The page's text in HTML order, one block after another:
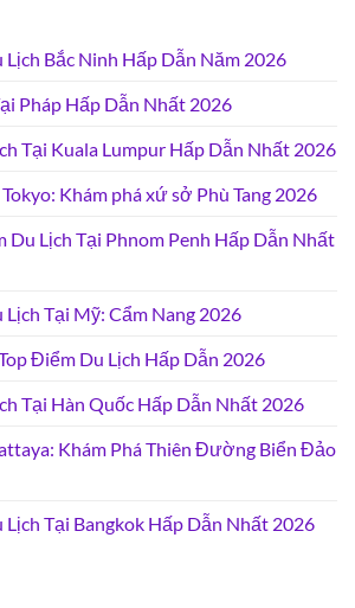
Bắc Ninh Hấp Dẫn Năm 2026
Pháp Hấp Dẫn Nhất 2026
Tại Kuala Lumpur Hấp Dẫn Nhất 2026
Khám phá xứ sở Phù Tang 2026
Du Lịch Tại Phnom Penh Hấp Dẫn Nhất
Tại Mỹ: Cẩm Nang 2026
Điểm Du Lịch Hấp Dẫn 2026
Tại Hàn Quốc Hấp Dẫn Nhất 2026
Khám Phá Thiên Đường Biển Đảo
Lịch Tại Bangkok Hấp Dẫn Nhất 2026